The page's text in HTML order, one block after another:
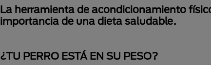
La herramienta de acondicionamiento
importancia de una dieta saludable.
¿TU PERRO ESTÁ EN SU PESO?